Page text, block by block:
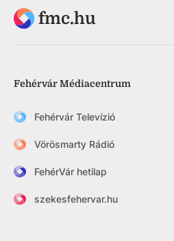
fmc.hu
Fehérvár Médiacentrum
Fehérvár Televízió
Vörösmarty Rádió
FehérVár hetilap
szekesfehervar.hu